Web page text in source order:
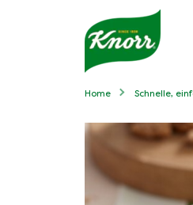
Home Schnelle,